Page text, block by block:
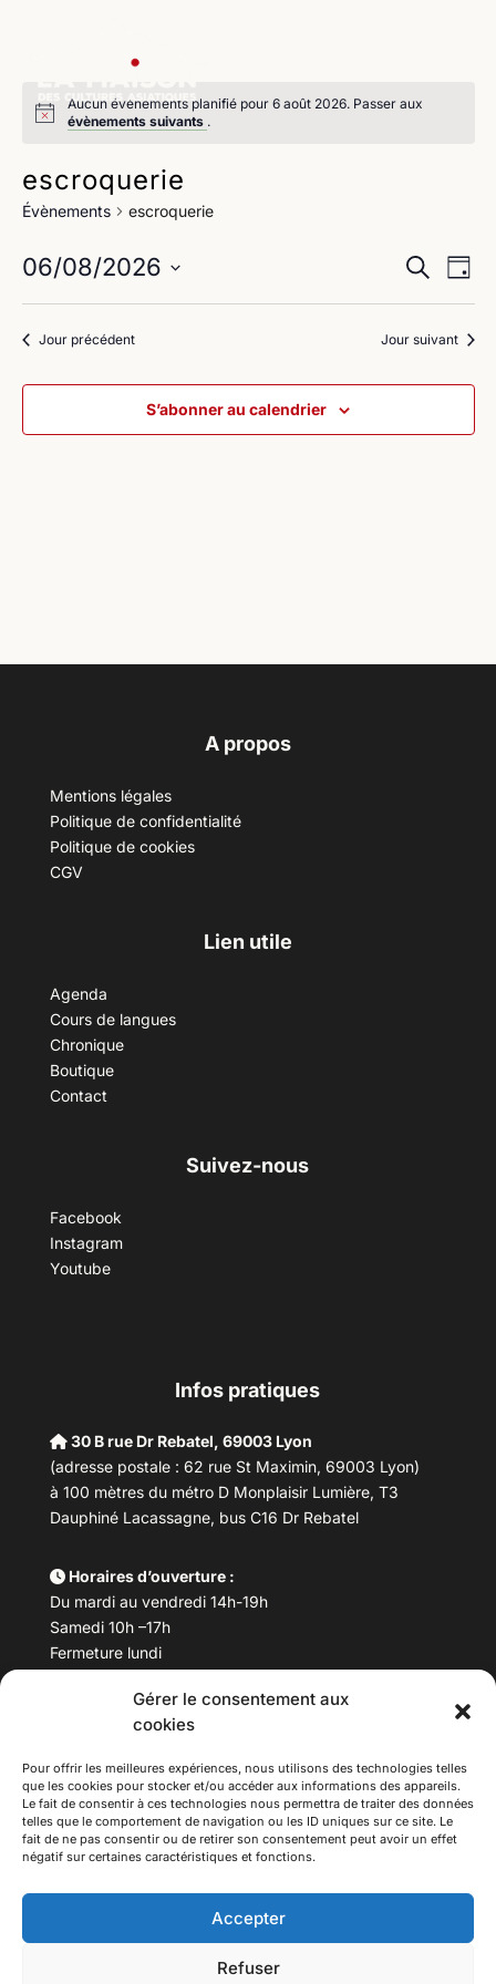
Gérer le consentement aux
cookies
Pour offrir les meilleures expériences, nous utilisons des technologies telles
que les cookies pour stocker et/ou accéder aux informations des appareils.
Le fait de consentir à ces technologies nous permettra de traiter des données
telles que le comportement de navigation ou les ID uniques sur ce site. Le
fait de ne pas consentir ou de retirer son consentement peut avoir un effet
négatif sur certaines caractéristiques et fonctions.
Accepter
Refuser
Aucun évènements planifié pour 6 août 2026. Passer aux
évènements suivants .
escroquerie
Évènements escroquerie
et
de
vues
Recherche
de
Jour
06/08/2026
date.Jour précédent Jour suivant
S’abonner au calendrier
A propos
Mentions légales
Politique de confidentialité
Politique de cookies
CGV
Lien utile
Agenda
Cours de langues
Chronique
Boutique
Contact
Suivez-nous
Facebook
Instagram
Youtube
Infos pratiques
30 B rue Dr Rebatel, 69003 Lyon
(adresse postale : 62 rue St Maximin, 69003 Lyon)
à 100 mètres du métro D Monplaisir Lumière, T3
Dauphiné Lacassagne, bus C16 Dr Rebatel
Horaires d’ouverture :
Du mardi au vendredi 14h-19h
Samedi 10h –17h
Fermeture lundi
Téléphone : 04 78 53 06 40
maisondesculturesasiatiques@asiexpo.com